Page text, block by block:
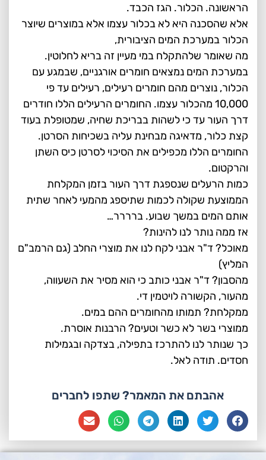
הראשונה. הכלור. הגז הכבד.
אלא שהסכנה היא לא בכלור עצמו אלא במוצרים שיוצר
הכלור במערכת המים הציבורית,
מה שאומר שלהתקלח במי מעיין זה בריא לחלוטין.
במערכת המים נמצאים חומרים אורגניים, שבמגע עם
הכלור, נוצרים מהם חומרים רעילים, רעילים עד פי
10,000 מהכלור עצמו. החומרים הרעילים הללו חודרים
דרך העור עד כי לשהות בבריכת שחיה, שמטופלת בעוד
קצת כלור, מדאיגה מבחינת עליה בשכיחות הסרטן.
החומרים הללו מכפילים את הסיכוי לסרטן כיס השתן
והרקטום.
כמות הרעלים שנספגת דרך העור בזמן המקלחת
הממוצעת שקולה לכמות שתיספג מהמעי לאחר שתית
אותם המים במשך שבוע. ברררר…
אז ממה נותר לנו להינות?
מאוכל? ד"ר אבני לקח לנו את מוצרי החלב (גם הרמב"ם
המליץ)
מהסבון? ד"ר אבני כותב כי הוא מסיר את השעווה,
מהעור, הקשורה לויטמין די.
ממקלחת? תמותו מהחומרים ההם במים.
ממוצרי בשר לא כשר וטעים? הרבנות אוסרת.
כך שנותר לנו להתרכז בתפילה, בצדקה ובגמילות
חסדים. תודה לאל.
אהבתם את המאמר? שתפו לחברים